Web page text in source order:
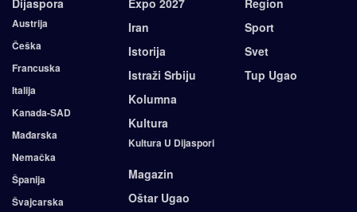
Austrija
Češka
Francuska
Italija
Kanada-SAD
Mađarska
Nemačka
Španija
Švajcarska
Iran
Istorija
Istraži Srbiju
Kolumna
Kultura
Kultura U Dijaspori
Magazin
Oštar Ugao
Sport
Svet
Tup Ugao